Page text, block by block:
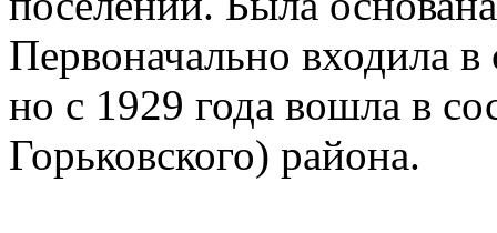
Первоначально входила
но с 1929 года вошла в
Горьковского) района.